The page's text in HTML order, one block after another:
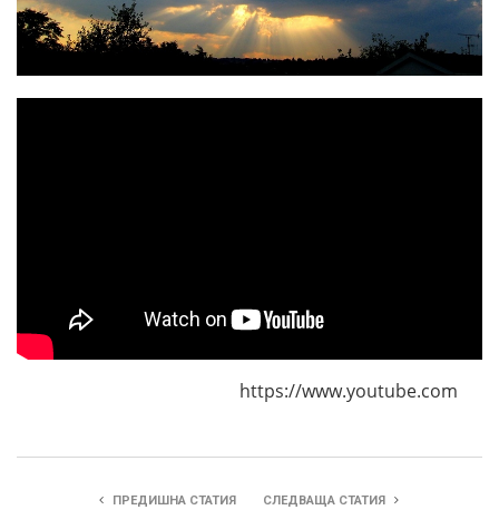
https://www.youtube.com
ПРЕДИШНА СТАТИЯ СЛЕДВАЩА СТАТИЯ